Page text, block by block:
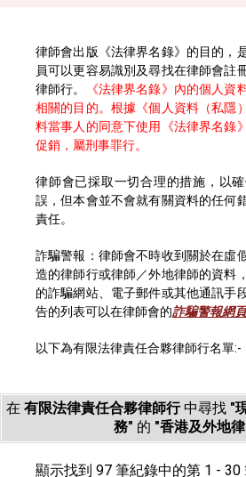
律師會出版《法律界名錄》的目的，
員可以更容易識別及尋找在律師會註
律師行。
《法律界名錄》內的個人資
相關的目的。根據《個人資料（私隱
料當事人的同意下使用《法律界名錄
促銷，屬刑事罪行。
律師會已採取一切合理的措施，以
誤，但本會並不會就有關資料的任何
責任。
詐騙警報：律師會不時收到關於在虛
造的律師行或律師／外地律師的資料
的詐騙網站、電子郵件或其他通訊手
告的列表可以在律師會的詐騙警報網頁
以下為有限法律責任合夥律師行名單:-
在 有限法律責任合夥律師行中尋找 "
務" 的 "香港及外地
顯示找到 97 筆紀錄中的第 1 - 30